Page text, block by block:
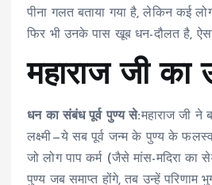
पीना गलत बताया गया है, लेकिन कई
फिर भी उनके पास खूब धन-दौलत है, ऐसा
महाराज जी का
धन का संबंध पूर्व पुण्य से:महाराज जी ने
लक्ष्मी—ये सब पूर्व जन्म के पुण्य के
जो लोग पाप कर्म (जैसे मांस-मदिरा
पुण्य जब समाप्त होंगे, तब उन्हें परिणाम